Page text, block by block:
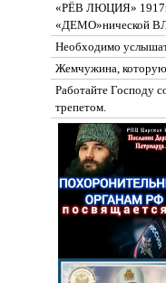
«РЁВ ЛЮЦИЯ»
«ДЕМО»нической
Необходимо
Жемчужина,
Работайте Господу
трепетом.